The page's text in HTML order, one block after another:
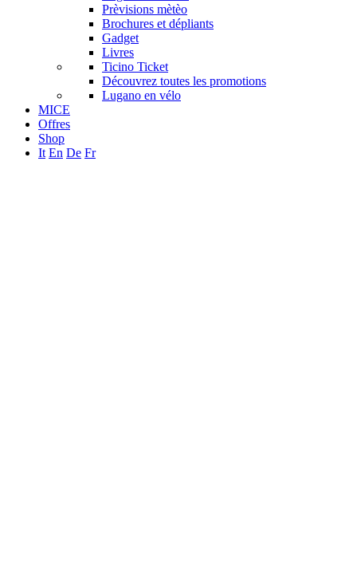
Prèvisions mètèo
Brochures et dépliants
Gadget
Livres
Ticino Ticket
Découvrez toutes les promotions
Lugano en vélo
MICE
Offres
Shop
It En De Fr